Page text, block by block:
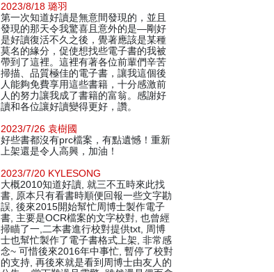
2023/8/18 璐羽
第一次知道好讀是無意間發現的，並且
發現的那天令我驚喜且意外的是—剛好
是好讀復活不久之後，覺著應該是某種
莫名的緣分，促使想找些電子書的我被
帶到了這裡。這裡有著各位前輩們辛苦
掃描、品質極佳的電子書，讓我這個後
人能夠免費享用這些書籍，十分感激前
人的努力讓我成了書籍的富翁。感謝好
讀和各位讓好讀變得更好，讚。
2023/7/26 袁樹國
好些書都沒有prc檔案，有點遺憾！重新
上架還是令人高興，加油！
2023/7/20 KYLESONG
大概2010知道好讀, 就三不五時來此找
書, 原本只有看書時順便回報一些文字勘
誤, 後來2015開始幫忙周博士製作電子
書, 主要是OCR檔案的文字校對, 也曾經
掃瞄了一,二本書進行校對提供txt, 周博
士也幫忙製作了電子書格式上架, 非常感
念~ 可惜後來2016年中事忙, 暫停了校對
的支持, 再後來就是看到周博士由友人的